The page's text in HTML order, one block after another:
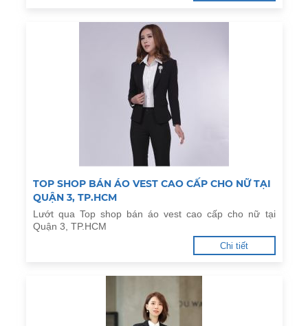
TOP SHOP BÁN ÁO VEST CAO CẤP CHO NỮ TẠI
QUẬN 3, TP.HCM
Lướt qua Top shop bán áo vest cao cấp cho nữ tại
Quận 3, TP.HCM
Chi tiết